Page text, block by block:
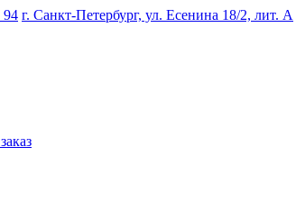
г. Санкт-Петербург, ул. Есенина 18/2, лит. А